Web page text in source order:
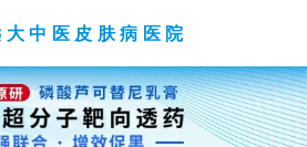
大中医皮肤病医院